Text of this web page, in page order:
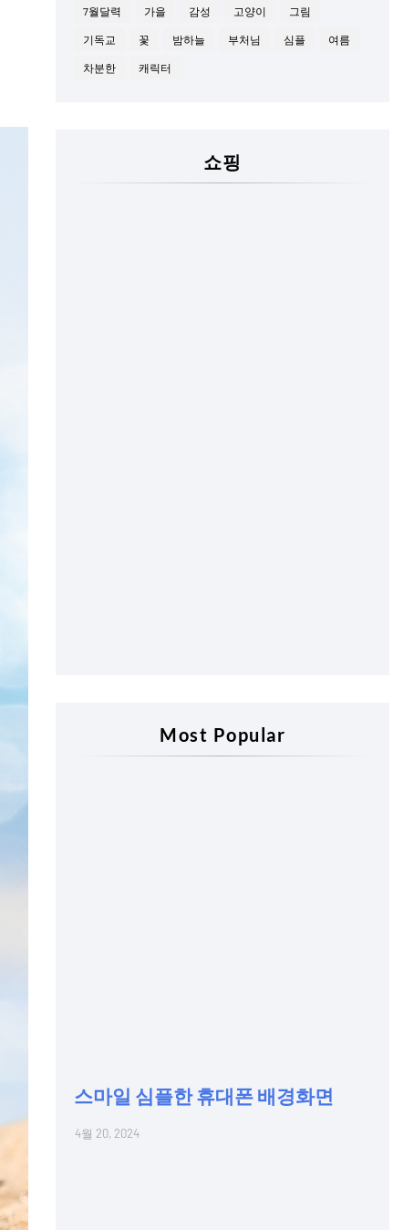
7월달력 가을 감성 고양이 그림
기독교 꽃 밤하늘 부처님 심플 여름
차분한 캐릭터
쇼핑
Most Popular
스마일 심플한 휴대폰 배경화면
4월 20, 2024